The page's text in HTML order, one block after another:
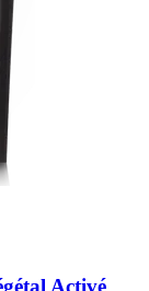
Activé